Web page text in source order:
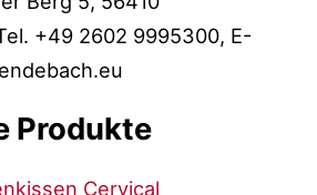
+49 2602 9995300, E-
Produkte